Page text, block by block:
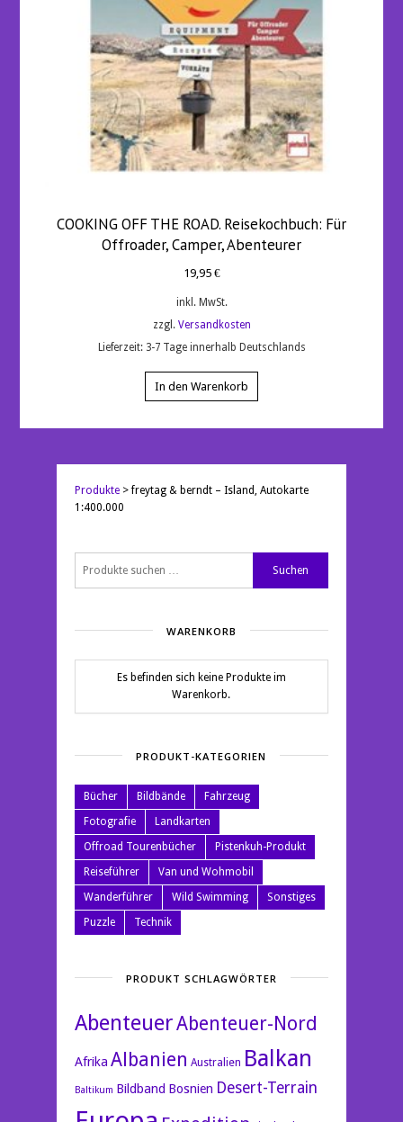
COOKING OFF THE ROAD. Reisekochbuch: Für
Offroader, Camper, Abenteurer
19,95 €
inkl. MwSt.
zzgl. Versandkosten
Lieferzeit: 3-7 Tage innerhalb Deutschlands
In den Warenkorb
Produkte>freytag & berndt – Island, Autokarte
1:400.000
nach:
Suchen
WARENKORB
Es befinden sich keine Produkte im
Warenkorb.
PRODUKT-KATEGORIEN
Bücher Bildbände
Fahrzeug
Fotografie
Landkarten
Offroad Tourenbücher
Pistenkuh-Produkt
Reiseführer
Van und Wohmobil
Wanderführer
Wild Swimming
Sonstiges
Puzzle
Technik
PRODUKT SCHLAGWÖRTER
AbenteuerAbenteuer-Nord
Afrika Albanien Australien Balkan
Baltikum Bildband Bosnien Desert-Terrain